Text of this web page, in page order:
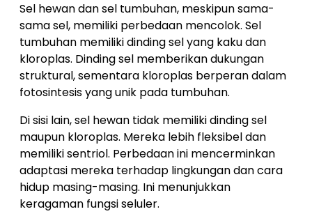
Sel hewan dan sel tumbuhan, meskipun sama-
sama sel, memiliki perbedaan mencolok. Sel
tumbuhan memiliki dinding sel yang kaku dan
kloroplas. Dinding sel memberikan dukungan
struktural, sementara kloroplas berperan dalam
fotosintesis yang unik pada tumbuhan.
Di sisi lain, sel hewan tidak memiliki dinding sel
maupun kloroplas. Mereka lebih fleksibel dan
memiliki sentriol. Perbedaan ini mencerminkan
adaptasi mereka terhadap lingkungan dan cara
hidup masing-masing. Ini menunjukkan
keragaman fungsi seluler.